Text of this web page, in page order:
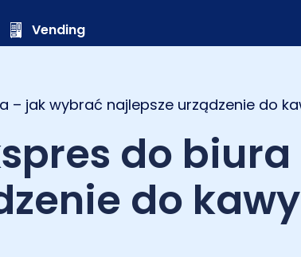
Vending
– jak wybrać najlepsze urządzenie do
do
do